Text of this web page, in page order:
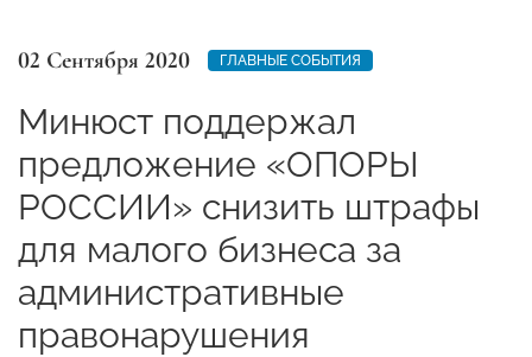
02 Сентября 2020 ГЛАВНЫЕ СОБЫТИЯ
Минюст поддержал
предложение «ОПОРЫ
РОССИИ» снизить штрафы
для малого бизнеса за
административные
правонарушения